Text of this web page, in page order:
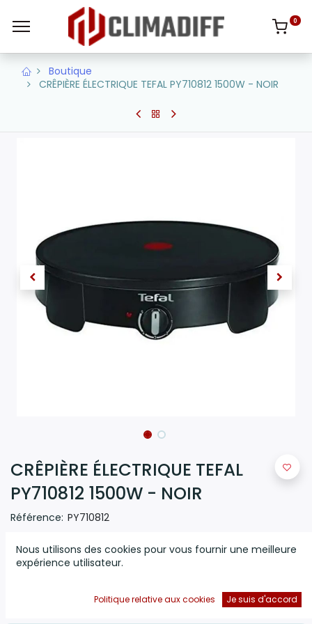
0
Boutique
CRÊPIÈRE ÉLECTRIQUE TEFAL PY710812 1500W - NOIR
CRÊPIÈRE ÉLECTRIQUE TEFAL
PY710812 1500W - NOIR
Référence: PY710812
Crêpière Électrique TEFAL - Puissance: 1500 Watts - 5
Vitesses de cuisson - Surface de la plaque chauffante: 35
Indicateur thermo-spot - Compatible lave vaisselle - Poids:
2.72 kg - Couleur: Noir - Garantie: 1 an
Nous utilisons des cookies pour vous fournir une meilleure
expérience utilisateur.
Politique relative aux cookies Je suis d'accord